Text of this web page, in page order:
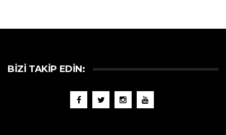
BIZI TAKIP EDIN: